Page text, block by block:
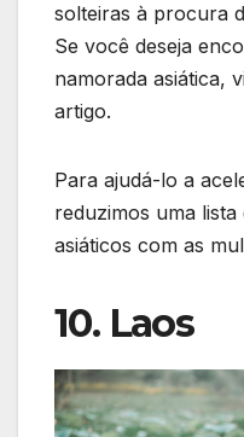
solteiras à procura
Se você deseja
namorada asiática,
artigo.
Para ajudá-lo a
reduzimos uma lista
asiáticos com as
10. Laos